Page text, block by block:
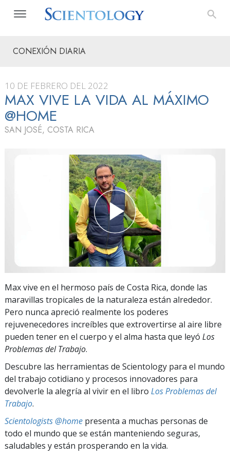
CONEXIÓN DIARIA
10 DE FEBRERO DEL 2022
MAX VIVE LA VIDA AL MÁXIMO
@HOME
SAN JOSÉ, COSTA RICA
Max vive en el hermoso país de Costa Rica, donde las
maravillas tropicales de la naturaleza están alrededor.
Pero nunca apreció realmente los poderes
rejuvenecedores increíbles que extrovertirse al aire libre
pueden tener en el cuerpo y el alma hasta que leyó Los
Problemas del Trabajo.
Descubre las herramientas de Scientology para el mundo
del trabajo cotidiano y procesos innovadores para
devolverle la alegría al vivir en el libro Los Problemas del
Trabajo.
Scientologists @home presenta a muchas personas de
todo el mundo que se están manteniendo seguras,
saludables y están prosperando en la vida.